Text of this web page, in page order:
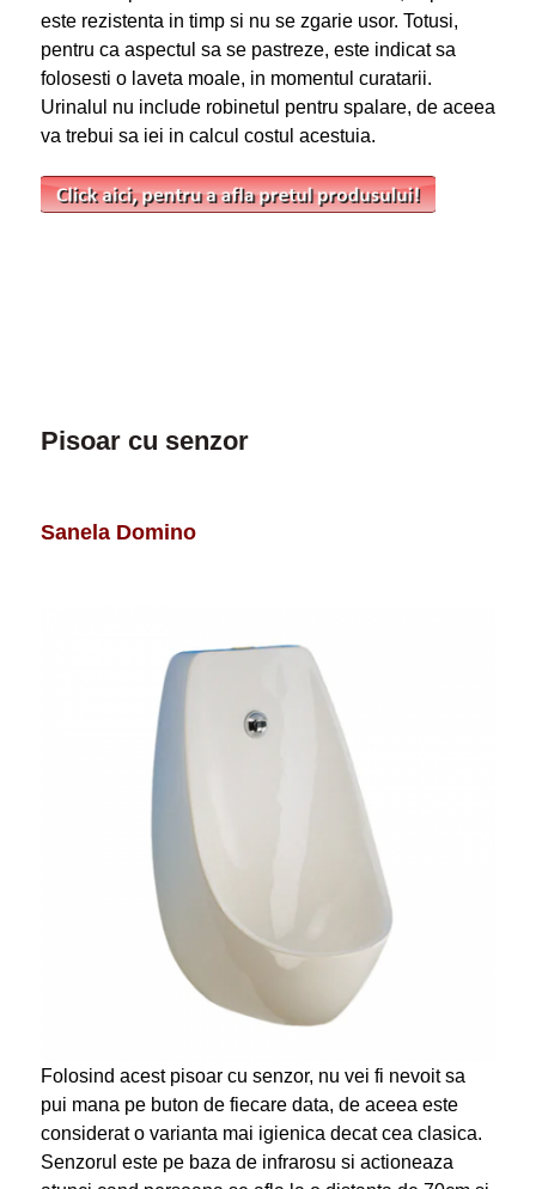
este rezistenta in timp si nu se zgarie usor. Totusi,
pentru ca aspectul sa se pastreze, este indicat sa
folosesti o laveta moale, in momentul curatarii.
Urinalul nu include robinetul pentru spalare, de aceea
va trebui sa iei in calcul costul acestuia.
Pisoar cu senzor
Sanela Domino
Folosind acest pisoar cu senzor, nu vei fi nevoit sa
pui mana pe buton de fiecare data, de aceea este
considerat o varianta mai igienica decat cea clasica.
Senzorul este pe baza de infrarosu si actioneaza